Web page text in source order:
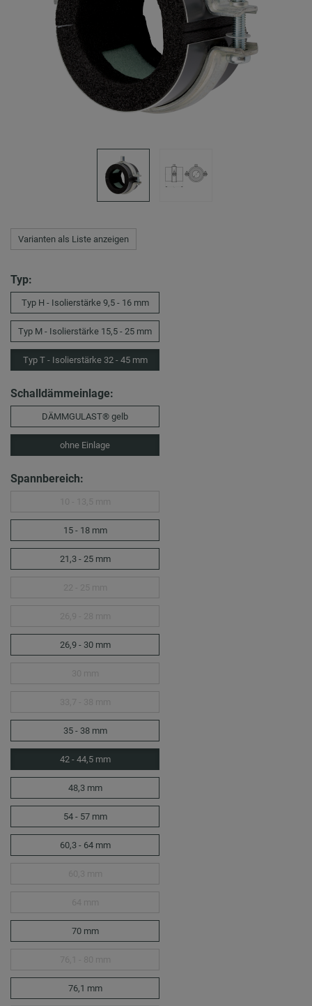
Varianten als Liste anzeigen
Typ:
Typ H - Isolierstärke 9,5 - 16 mm
Typ M - Isolierstärke 15,5 - 25 mm
Typ T - Isolierstärke 32 - 45 mm
Schalldämmeinlage:
DÄMMGULAST® gelb
ohne Einlage
Spannbereich:
15 - 18 mm
21,3 - 25 mm
26,9 - 30 mm
35 - 38 mm
42 - 44,5 mm
48,3 mm
54 - 57 mm
60,3 - 64 mm
70 mm
76,1 mm